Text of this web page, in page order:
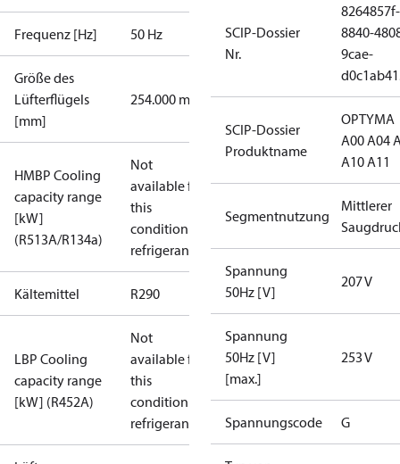
Frequenz [Hz] 50 Hz
Größe des
Lüfterflügels
[mm]
254.000 mm
HMBP Cooling
capacity range
[kW]
(R513A/R134a)
Not
available for
this
condition /
refrigerant
Kältemittel R290
LBP Cooling
capacity range
[kW] (R452A)
Not
available for
this
condition /
refrigerant
SCIP-Dossier
Nr.
8264857f-
8840-
9cae-
SCIP-Dossier
Produktname
OPTYMA
A00 A04
A10 A11
Segmentnutzung
Mittlerer
Spannung
50Hz [V]
207 V
Spannung
50Hz [V]
[max.]
253 V
Spannungscode G